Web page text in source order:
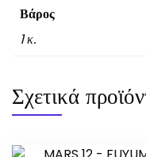
Βάρος
1 κ.
Σχετικά